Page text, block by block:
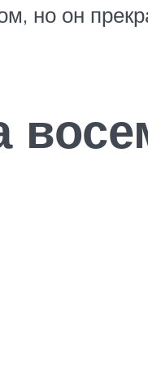
но он